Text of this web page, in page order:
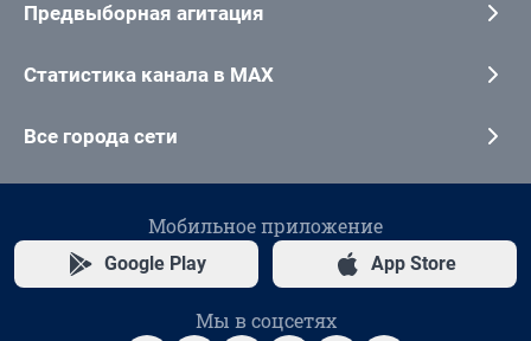
Предвыборная агитация
Статистика канала в MAX
Все города сети
Мобильное приложение
Google Play App Store
Мы в соцсетях